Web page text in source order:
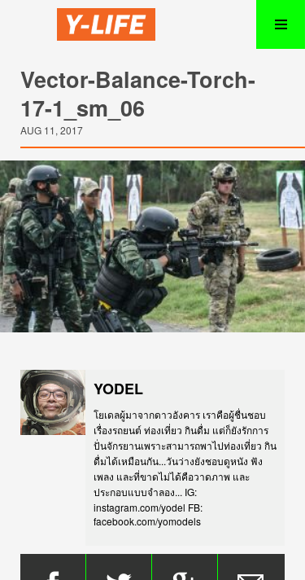
Vector-Balance-Torch-
17-1_sm_06
AUG 11, 2017
YODEL
โยเดลผู้มาจากดาวอังคาร เราคือผู้ชื่นชอบ
เรื่องรถยนต์ ท่องเที่ยว กินดื่ม แต่ก็ยังรักการ
ปั่นจักรยานเพราะสามารถพาไปท่องเที่ยว กิน
ดื่มได้เหมือนกัน...วันว่างยังชอบดูหนัง ฟัง
เพลง และที่ขาดไม่ได้คือวาดภาพ และ
ประกอบแบบจำลอง... IG:
instagram.com/yodel FB:
facebook.com/yomodels